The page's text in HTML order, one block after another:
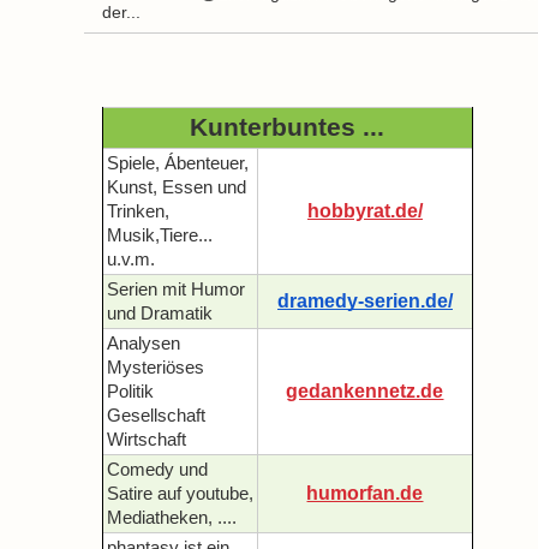
der...
Kunterbuntes ...
Spiele, Ábenteuer,
Kunst, Essen und
Trinken,
Musik,Tiere...
u.v.m.
hobbyrat.de/
Serien mit Humor
und Dramatik
dramedy-serien.de/
Analysen
Mysteriöses
Politik
Gesellschaft
Wirtschaft
gedankennetz.de
Comedy und
Satire auf youtube,
Mediatheken, ....
humorfan.de